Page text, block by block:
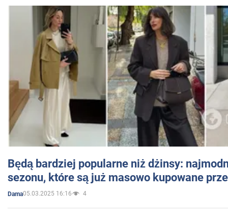
Będą bardziej popularne niż dżinsy:
sezonu, które są już masowo kupowane
Dama05.03.2025 16:16 4